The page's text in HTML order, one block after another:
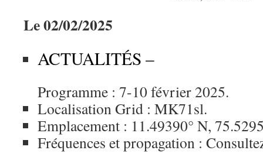
Le 02/02/2025
ACTUALITÉS –
Programme : 7-10 février 2025.
Localisation Grid : MK71sl.
Emplacement : 11.49390° N,
Fréquences et propagation :